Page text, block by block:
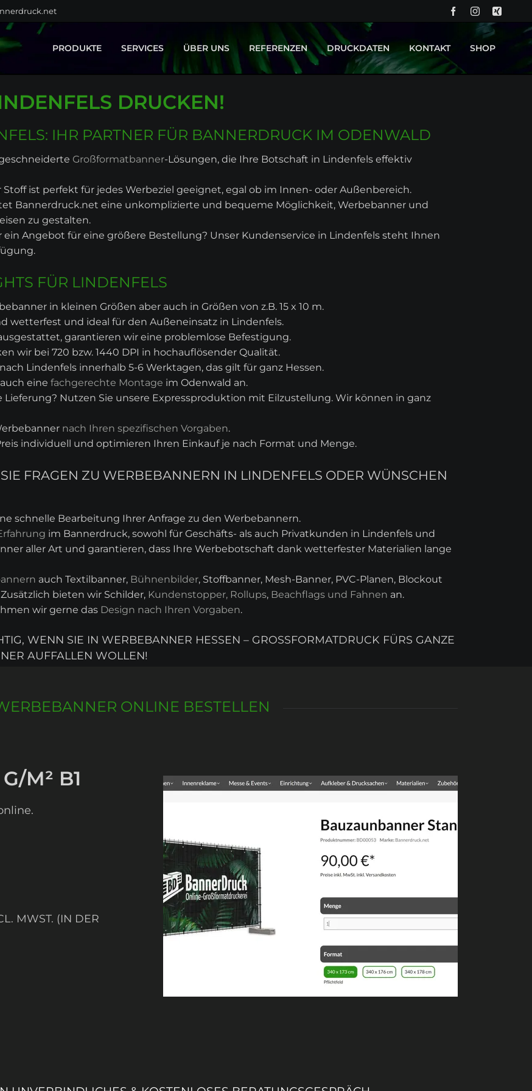
PRODUKTE
GROSSFORMATE
KLEBEFOLIEN
FAHNEN
MESSEBAU
SPANNRAHMEN
LEUCHTREKLAME
HOME & LIVING
PRODUKTPORTFOLIO
SERVICES
MONTAGE
TEXTILVEREDELUNG
ÜBER UNS REFERENZEN DRUCKDATEN KONTAKT SHOP
DRUCKEN!
IHR PARTNER FÜR BANNERDRUCK IM ODENWALD
Großformatbanner-Lösungen, die Ihre Botschaft in Lindenfels effektiv
Stoff ist perfekt für jedes Werbeziel geeignet, egal ob im Innen- oder Außenbereich.
Bannerdruck.net eine unkomplizierte und bequeme Möglichkeit, Werbebanner und
zu gestalten.
Angebot für eine größere Bestellung? Unser Kundenservice in Lindenfels steht Ihnen
FÜR LINDENFELS
in kleinen Größen aber auch in Größen von z.B. 15 x 10 m.
wetterfest und ideal für den Außeneinsatz in Lindenfels.
garantieren wir eine problemlose Befestigung.
wir bei 720 bzw. 1440 DPI in hochauflösender Qualität.
Lindenfels innerhalb 5-6 Werktagen, das gilt für ganz Hessen.
eine fachgerechte Montage im Odenwald an.
Lieferung? Nutzen Sie unsere Expressproduktion mit Eilzustellung. Wir können in ganz
nach Ihren spezifischen Vorgaben.
individuell und optimieren Ihren Einkauf je nach Format und Menge.
FRAGEN ZU WERBEBANNERN IN LINDENFELS ODER WÜNSCHEN
schnelle Bearbeitung Ihrer Anfrage zu den Werbebannern.
im Bannerdruck, sowohl für Geschäfts- als auch Privatkunden in Lindenfels und
aller Art und garantieren, dass Ihre Werbebotschaft dank wetterfester Materialien lange
auch Textilbanner, Bühnenbilder, Stoffbanner, Mesh-Banner, PVC-Planen, Blockout
bieten wir Schilder, Kundenstopper, Rollups, Beachflags und Fahnen an.
wir gerne das Design nach Ihren Vorgaben.
WENN SIE IN WERBEBANNER HESSEN – GROSSFORMATDRUCK FÜRS GANZE B
AUFFALLEN WOLLEN!
ONLINE BESTELLEN
M² B1
MWST. (IN DER